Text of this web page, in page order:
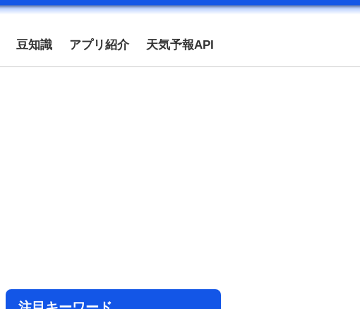
豆知識 アプリ紹介 天気予報API